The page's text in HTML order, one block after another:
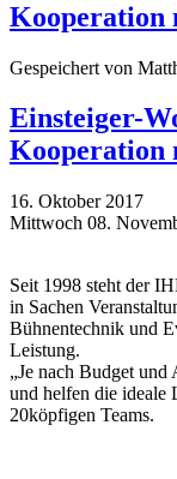
Kooperation
Gespeichert von
Einsteiger-
Kooperation
16. Oktober 2017
Mittwoch 08.
Seit 1998 steht der
in Sachen
Bühnentechnik und
Leistung.
„Je nach Budget
und helfen die ideale
20köpfigen Teams.